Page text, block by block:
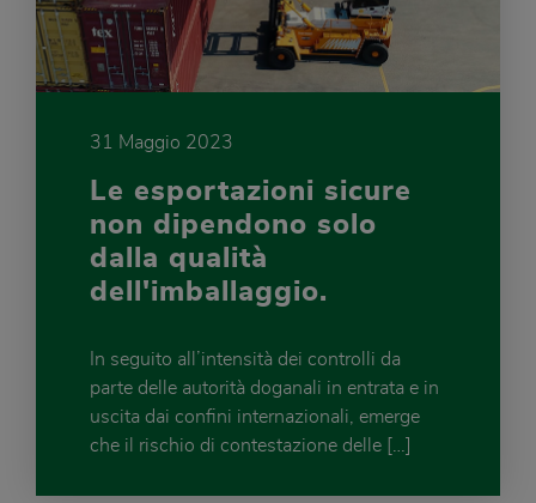
31 Maggio 2023
Le esportazioni sicure
non dipendono solo
dalla qualità
dell'imballaggio.
In seguito all’intensità dei controlli da
parte delle autorità doganali in entrata e in
uscita dai confini internazionali, emerge
che il rischio di contestazione delle […]